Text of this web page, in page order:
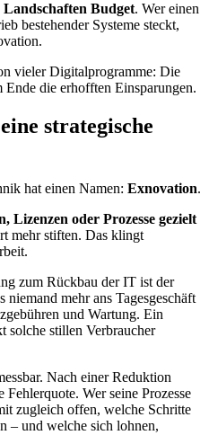
Budget. Wer einen
bestehender Systeme steckt,
vieler Digitalprogramme: Die
Ende die erhofften Einsparungen.
strategische
hat einen Namen: Exnovation.
Lizenzen oder Prozesse gezielt
mehr stiften. Das klingt
zum Rückbau der IT ist der
niemand mehr ans Tagesgeschäft
und Wartung. Ein
solche stillen Verbraucher
Nach einer Reduktion
Wer seine Prozesse
zugleich offen, welche Schritte
– und welche sich lohnen,